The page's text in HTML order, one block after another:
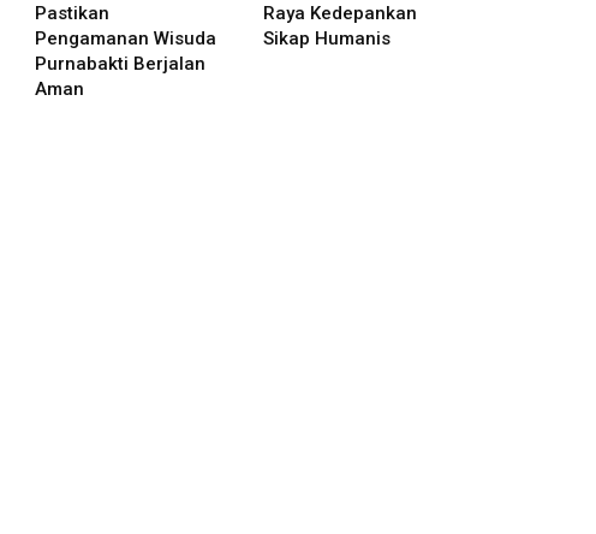
Pastikan
Pengamanan Wisuda
Purnabakti Berjalan
Aman
Raya Kedepankan
Sikap Humanis